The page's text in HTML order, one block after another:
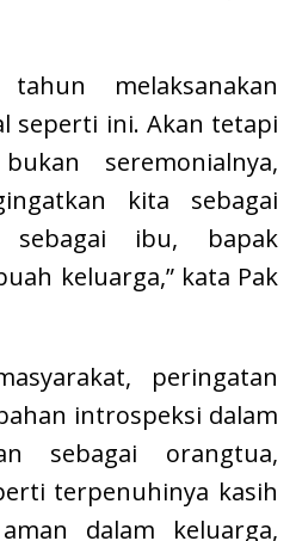
melaksanakan
seperti ini. Akan tetapi
seremonialnya,
kita sebagai
sebagai ibu, bapak
keluarga,” kata Pak
peringatan
introspeksi dalam
sebagai orangtua,
terpenuhinya kasih
dalam keluarga,